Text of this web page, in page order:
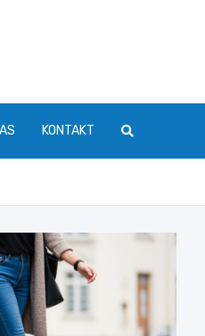
KONTAKT